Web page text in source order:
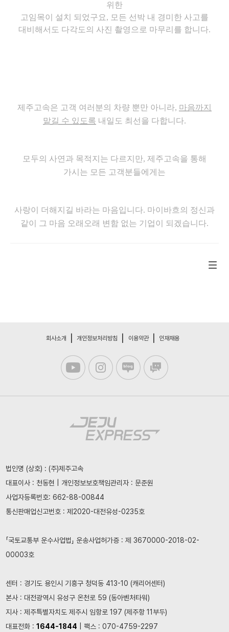
위한
고임목이 설치 되었구요, 모든 선박 내 경미한 사고를
대비해서도 다각도의 사진 촬영으로 마무리를 합니다.
제주고속은 고객 여러분의 차량 뿐만 아니라, 마음까지
맡길 수 있도록 내일도 최선을 다합니다.
모두의 사연과 목적지는 다르지만, 제주고속을 통해
가시는 모든 고객분들에게는
사랑이 더해지길 바라는 마음입니다. 마이바흐의 정신과
같이 그 마음 오래오래 변함 없는 기업이 되겠습니다.
회사소개 개인정보처리방침 이용약관 인재채용
법인명 (상호) : (주)제주고속
대표이사 : 천동현 | 개인정보보호책임관리자 : 문준원
사업자등록번호: 662-88-00844
통신판매업신고번호 : 제2020-대전유성-0235호
「국토교통부 운수사업법」 운송사업허가증 : 제 3670000-2018-02-
00003호
센터 : 경기도 용인시 기흥구 청덕동 413-10 (캐리어센터)
본사 : 대전광역시 유성구 온천로 59 (동아벤처타워)
지사 : 제주특별자치도 제주시 임항로 197 (제주항 11부두)
대표전화 :1644-1844 | 팩스 : 070-4759-2297